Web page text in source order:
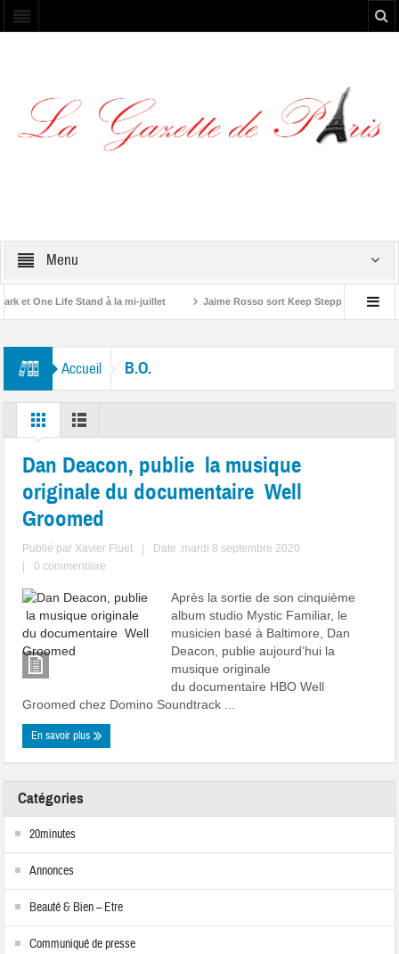
Menu
et One Life Stand à la mi-juillet Jaime Rosso sort Keep Stepping, son
Accueil B.O.
Dan Deacon, publie la musique
originale du documentaire Well
Groomed
Publié par Xavier Fluet
Date :mardi 8 septembre 2020
0 commentaire
Après la sortie de son cinquième
album studio Mystic Familiar, le
musicien basé à Baltimore, Dan
Deacon, publie aujourd’hui la
musique originale
du documentaire HBO Well
Groomed chez Domino Soundtrack ...
En savoir plus
Catégories
20minutes
Annonces
Beauté & Bien – Etre
Communiqué de presse